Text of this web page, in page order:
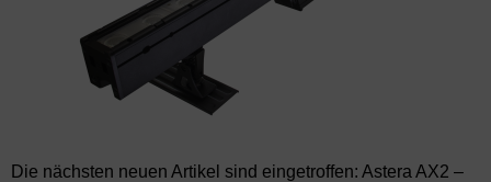
Die nächsten neuen Artikel sind eingetroffen: Astera AX2 –